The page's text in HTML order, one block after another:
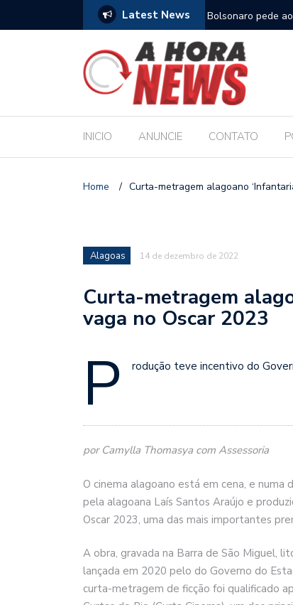
Latest News
com a Educação durante posse Bolsonaro pede
INICIO ANUNCIE CONTATO
Home / Curta-metragem alagoano
Alagoas 14 de dezembro de 2022
Curta-metragem
vaga no Oscar 2023
P rodução teve incentivo do
por Camylla Thomasya com Assessoria
O cinema alagoano está em cena, e numa
pela alagoana Laís Santos Araújo e
Oscar 2023, uma das mais importantes
A obra, gravada na Barra de São Miguel,
lançada em 2020 pelo do Governo do
curta-metragem de ficção foi qualificado